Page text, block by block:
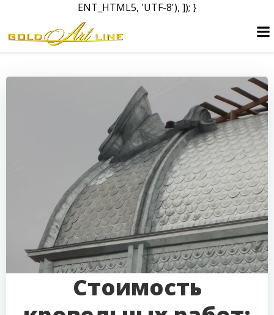
ENT_HTML5, 'UTF-8'), ]); }
Стоимость